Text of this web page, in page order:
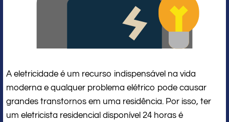
A eletricidade é um recurso indispensável na vida
moderna e qualquer problema elétrico pode causar
grandes transtornos em uma residência. Por isso, ter
um eletricista residencial disponível 24 horas é